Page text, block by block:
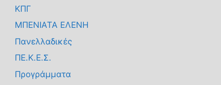
ΚΠΓ
ΜΠΕΝΙΑΤΑ ΕΛΕΝΗ
Πανελλαδικές
ΠΕ.Κ.Ε.Σ.
Προγράμματα